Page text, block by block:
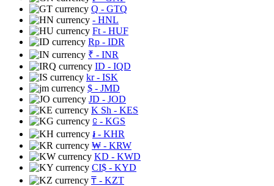
Q - GTQ
- HNL
Ft - HUF
Rp - IDR
₹ - INR
ID - IQD
kr- ISK
$ - JMD
JD - JOD
K Sh - KES
⃀ - KGS
៛ - KHR
₩ - KRW
KD - KWD
CI$ - KYD
₸ - KZT